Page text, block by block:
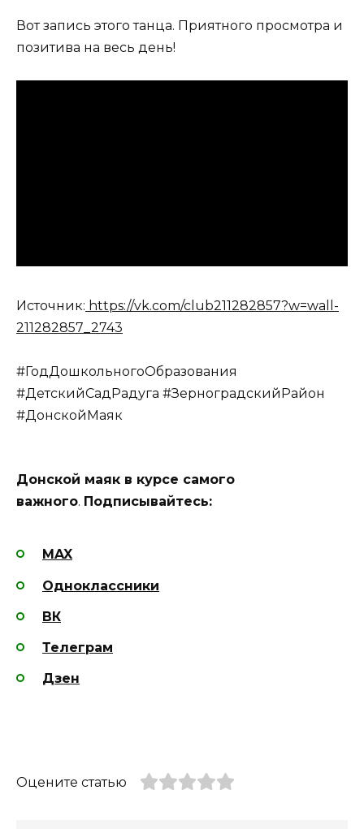
Вот запись этого танца. Приятного просмотра и
позитива на весь день!
Источник: https://vk.com/club211282857?w=wall-
211282857_2743
#ГодДошкольногоОбразования
#ДетскийСадРадуга #ЗерноградскийРайон
#ДонскойМаяк
Донской маяк в курсе самого
важного. Подписывайтесь:
MAX
Одноклассники
ВК
Телеграм
Дзен
Оцените статью